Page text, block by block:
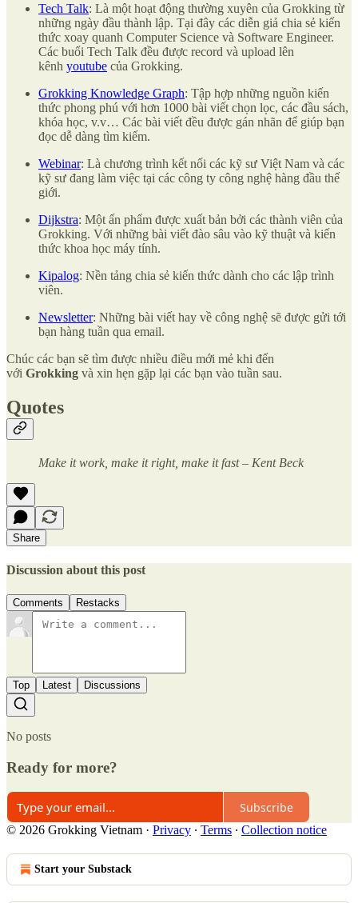
Tech Talk: Là một hoạt động thường xuyên của Grokking từ
những ngày đầu thành lập. Tại đây các diễn giả chia sẻ kiến
thức xoay quanh Computer Science và Software Engineer.
Các buổi Tech Talk đều được record và upload lên
kênh youtube của Grokking.
Grokking Knowledge Graph: Tập hợp những nguồn kiến
thức phong phú với hơn 1000 bài viết chọn lọc, các đầu sách,
khóa học, v.v… Các bài viết đều được gán nhãn để giúp bạn
đọc dễ dàng tìm kiếm.
Webinar: Là chương trình kết nối các kỹ sư Việt Nam và các
kỹ sư đang làm việc tại các công ty công nghệ hàng đầu thế
giới.
Dijkstra: Một ấn phẩm được xuất bản bởi các thành viên của
Grokking. Với những bài viết đào sâu vào kỹ thuật và kiến
thức khoa học máy tính.
Kipalog: Nền tảng chia sẻ kiến thức dành cho các lập trình
viên.
Newsletter: Những bài viết hay về công nghệ sẽ được gửi tới
bạn hàng tuần qua email.
Chúc các bạn sẽ tìm được nhiều điều mới mẻ khi đến
với Grokking và xin hẹn gặp lại các bạn vào tuần sau.
Quotes
Make it work, make it right, make it fast – Kent Beck
Share
Discussion about this post
Comments Restacks
Top Latest Discussions
No posts
Ready for more?
Subscribe
© 2026 Grokking Vietnam · Privacy ∙ Terms ∙ Collection notice
Start your Substack